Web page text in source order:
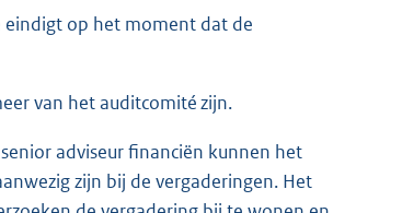
eindigt op het moment dat de
van het auditcomité zijn.
adviseur financiën kunnen het
zijn bij de vergaderingen. Het